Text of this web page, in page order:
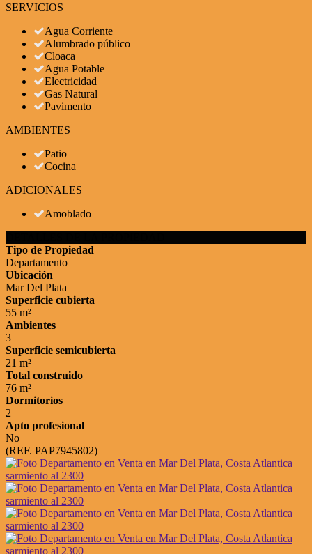
SERVICIOS
Agua Corriente
Alumbrado público
Cloaca
Agua Potable
Electricidad
Gas Natural
Pavimento
AMBIENTES
Patio
Cocina
ADICIONALES
Amoblado
Tipo de Propiedad
Departamento
Ubicación
Mar Del Plata
Superficie cubierta
55 m²
Ambientes
3
Superficie semicubierta
21 m²
Total construido
76 m²
Dormitorios
2
Apto profesional
No
(REF. PAP7945802)